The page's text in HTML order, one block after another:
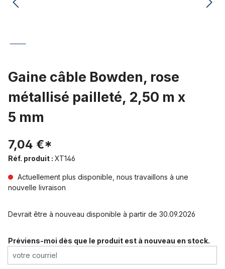
Gaine câble Bowden, rose
métallisé pailleté, 2,50 m x
5 mm
7,04 €*
Réf. produit : XT146
Actuellement plus disponible, nous travaillons à une
nouvelle livraison
Devrait être à nouveau disponible à partir de 30.09.2026
Préviens-moi dès que le produit est à nouveau en stock.
votre courriel